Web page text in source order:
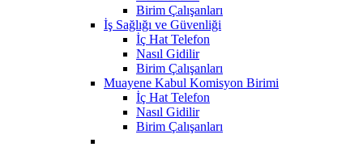
Birim Çalışanları
İş Sağlığı ve Güvenliği
İç Hat Telefon
Nasıl Gidilir
Birim Çalışanları
Muayene Kabul Komisyon Birimi
İç Hat Telefon
Nasıl Gidilir
Birim Çalışanları